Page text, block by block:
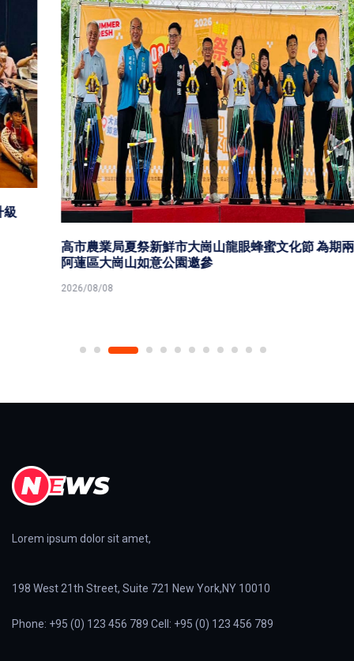
高市農業局夏祭新鮮市大崗山龍眼蜂蜜文化節 為期兩天
阿蓮區大崗山如意公園邀參
2026/08/08
Lorem ipsum dolor sit amet,
198 West 21th Street, Suite 721 New York,NY 10010
Phone: +95 (0) 123 456 789 Cell: +95 (0) 123 456 789